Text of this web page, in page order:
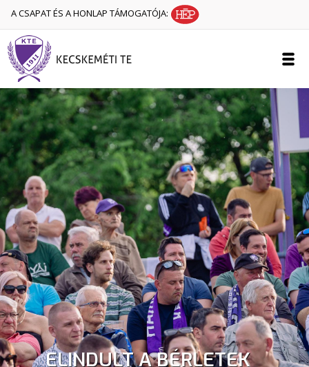
A CSAPAT ÉS A HONLAP TÁMOGATÓJA:
ELINDULT A BÉRLETEK